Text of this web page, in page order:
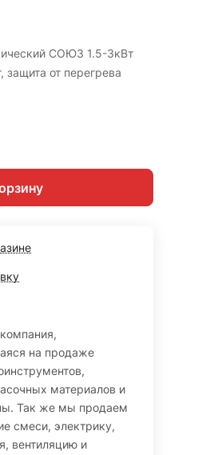
СОЮЗ 1.5-3кВт
от перегрева
на продаже
материалов и
Так же мы продаем
смеси, электрику,
вентиляцию и